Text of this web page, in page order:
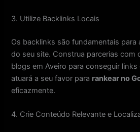
3. Utilize Backlinks Locais
Os backlinks são fundamentais para
do seu site. Construa parcerias com
blogs em Aveiro para conseguir links
atuará a seu favor para rankear no
eficazmente.
4. Crie Conteúdo Relevante e